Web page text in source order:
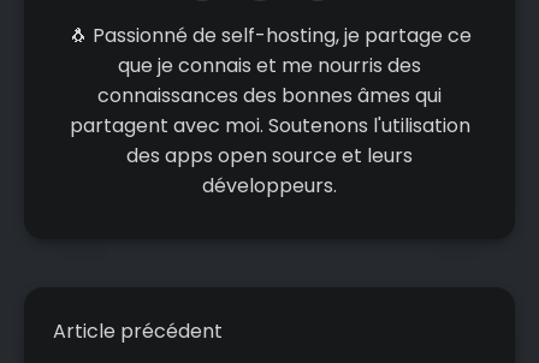
🐧 Passionné de self-hosting, je partage ce
que je connais et me nourris des
connaissances des bonnes âmes qui
partagent avec moi. Soutenons l'utilisation
des apps open source et leurs
développeurs.
Article précédent